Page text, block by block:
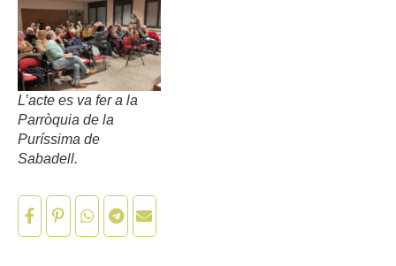
L’acte es va fer a la
Parròquia de la
Puríssima de
Sabadell.